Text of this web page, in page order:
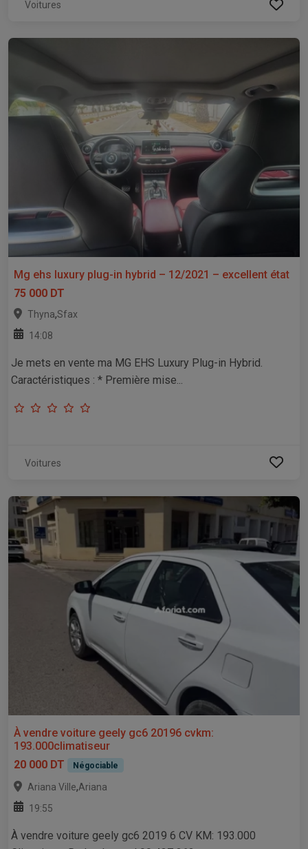
Voitures
Mg ehs luxury plug-in hybrid – 12/2021 – excellent état
75 000 DT
Thyna,Sfax
14:08
Je mets en vente ma MG EHS Luxury Plug-in Hybrid.
Caractéristiques : * Première mise...
Voitures
À vendre voiture geely gc6 20196 cvkm:
193.000climatiseur
20 000 DT
Négociable
Ariana Ville,Ariana
19:55
À vendre voiture geely gc6 2019 6 CV KM: 193.000